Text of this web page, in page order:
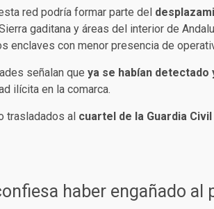
red podría formar parte del
gaditana y áreas del interior de
enclaves con menor presencia de
señalan que ya se habían
ilícita en la comarca.
trasladados al cuartel de la Guardia
haber engañado al